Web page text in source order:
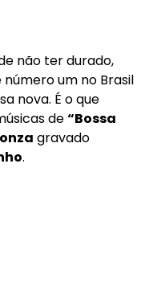
não ter durado,
número um no Brasil
nova. É o que
de“Bossa
gravado
.